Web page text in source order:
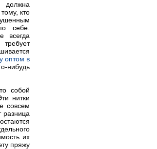
кто
себе.
всегда
оптом в
нибудь
собой
нитки
совсем
разница
их
пряжу